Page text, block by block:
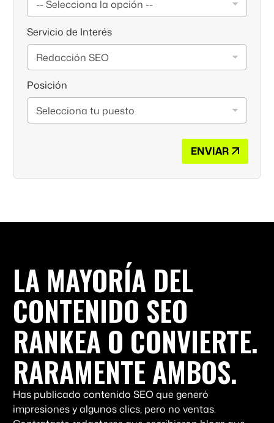
Servicio de Interés
Posición
ENVIAR
LA MAYORÍA DEL
CONTENIDO SEO
RANKEA O CONVIERTE.
RARAMENTE AMBOS.
Has publicado contenido SEO que generó
impresiones y algunos clics, pero no ventas.